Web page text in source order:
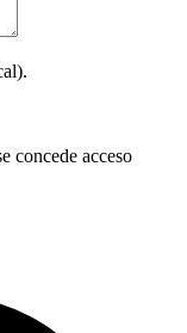
concede acceso